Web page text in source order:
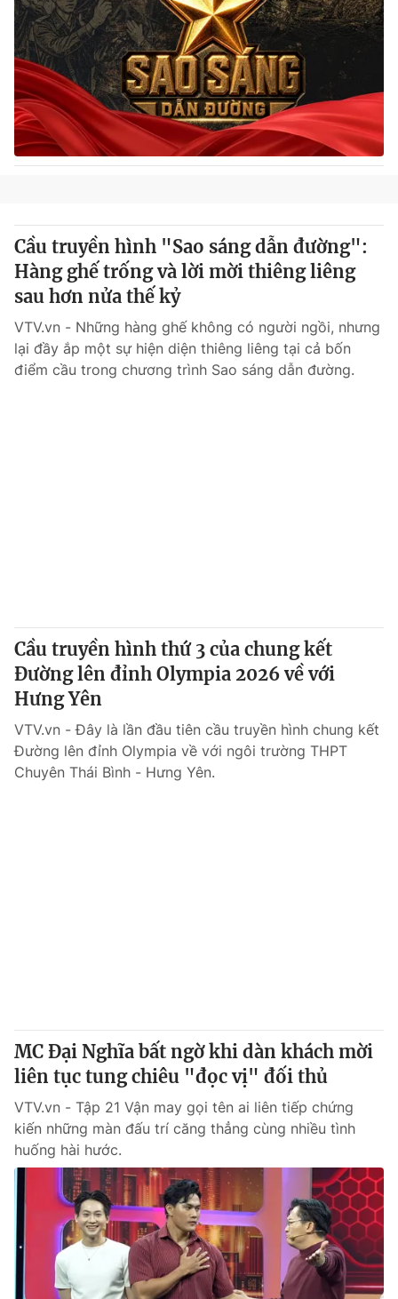
Cầu truyền hình "Sao sáng dẫn đường":
Hàng ghế trống và lời mời thiêng liêng
sau hơn nửa thế kỷ
VTV.vn - Những hàng ghế không có người ngồi, nhưng
lại đầy ắp một sự hiện diện thiêng liêng tại cả bốn
điểm cầu trong chương trình Sao sáng dẫn đường.
Cầu truyền hình thứ 3 của chung kết
Đường lên đỉnh Olympia 2026 về với
Hưng Yên
VTV.vn - Đây là lần đầu tiên cầu truyền hình chung kết
Đường lên đỉnh Olympia về với ngôi trường THPT
Chuyên Thái Bình - Hưng Yên.
MC Đại Nghĩa bất ngờ khi dàn khách mời
liên tục tung chiêu "đọc vị" đối thủ
VTV.vn - Tập 21 Vận may gọi tên ai liên tiếp chứng
kiến những màn đấu trí căng thẳng cùng nhiều tình
huống hài hước.